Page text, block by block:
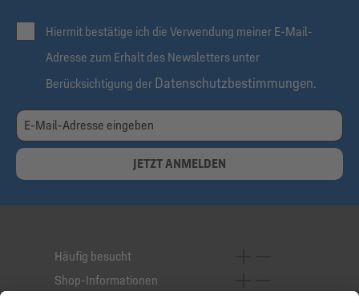
Hiermit bestätige ich die Verwendung meiner E-Mail-
Adresse zum Erhalt des Newsletters unter
Berücksichtigung der Datenschutzbestimmungen.
JETZT ANMELDEN
Häufig besucht
Shop-Informationen